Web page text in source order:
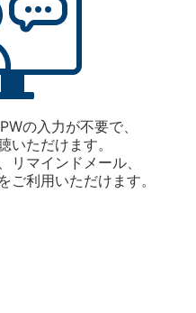
の入力が不要で、
いただけます。
リマインドメール、
ご利用いただけます。